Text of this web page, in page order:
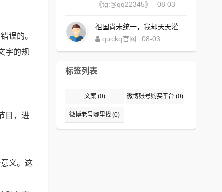
误的。
字的规
目，进
义。这
《tg:@qq22345》
08-03
quickq官网
08-03
标签列表
文案 (0) 微博账号购买平台 (0)
微博老号哪里找 (0)